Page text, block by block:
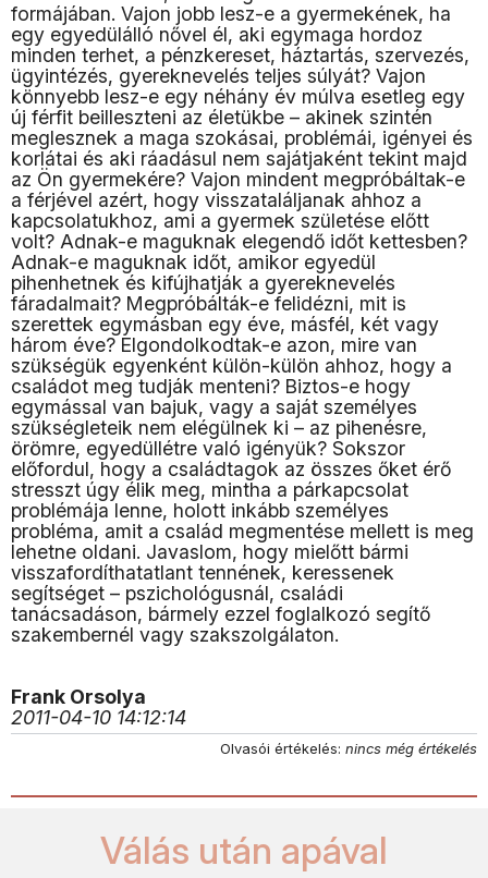
formájában. Vajon jobb lesz-e a gyermekének, ha
egy egyedülálló nővel él, aki egymaga hordoz
minden terhet, a pénzkereset, háztartás, szervezés,
ügyintézés, gyereknevelés teljes súlyát? Vajon
könnyebb lesz-e egy néhány év múlva esetleg egy
új férfit beilleszteni az életükbe – akinek szintén
meglesznek a maga szokásai, problémái, igényei és
korlátai és aki ráadásul nem sajátjaként tekint majd
az Ön gyermekére? Vajon mindent megpróbáltak-e
a férjével azért, hogy visszataláljanak ahhoz a
kapcsolatukhoz, ami a gyermek születése előtt
volt? Adnak-e maguknak elegendő időt kettesben?
Adnak-e maguknak időt, amikor egyedül
pihenhetnek és kifújhatják a gyereknevelés
fáradalmait? Megpróbálták-e felidézni, mit is
szerettek egymásban egy éve, másfél, két vagy
három éve? Elgondolkodtak-e azon, mire van
szükségük egyenként külön-külön ahhoz, hogy a
családot meg tudják menteni? Biztos-e hogy
egymással van bajuk, vagy a saját személyes
szükségleteik nem elégülnek ki – az pihenésre,
örömre, egyedüllétre való igényük? Sokszor
előfordul, hogy a családtagok az összes őket érő
stresszt úgy élik meg, mintha a párkapcsolat
problémája lenne, holott inkább személyes
probléma, amit a család megmentése mellett is meg
lehetne oldani. Javaslom, hogy mielőtt bármi
visszafordíthatatlant tennének, keressenek
segítséget – pszichológusnál, családi
tanácsadáson, bármely ezzel foglalkozó segítő
szakembernél vagy szakszolgálaton.
Frank Orsolya
2011-04-10 14:12:14
Olvasói értékelés: nincs még értékelés
Válás után apával